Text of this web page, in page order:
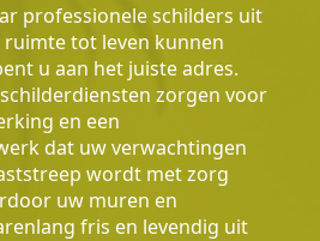
professionele schilders uit
tot leven kunnen
u aan het juiste adres.
zorgen voor
en een
dat uw verwachtingen
wordt met zorg
uw muren en
fris en levendig uit